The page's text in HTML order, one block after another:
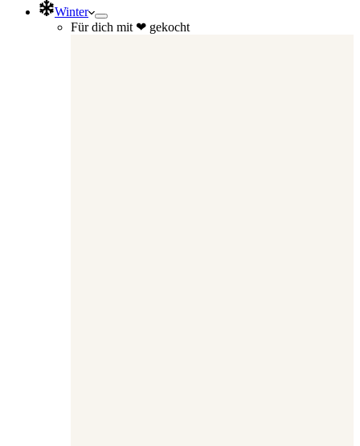
Winter
Für dich mit ❤ gekocht